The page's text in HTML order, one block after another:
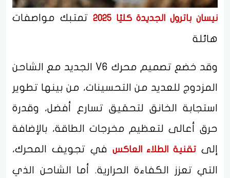
نيسان باترول الجديدة كليًا 2025
تمتبك مواصفات
هائلة
وقد خضع تصميم محرك V6 الجديد مع الشاحن
المزدوج للعديد من التحسينات، من بينها تطوير
استجابة الخانق لتحقيق تسارع أفضل، وقدرة
حرق أعالى لتعظيم مخرجات الطاقة، بالإضافة
إلى تقنية الطلاء العاكس في تجويف المحرك،
التي تعزز الكفاءة الحرارية. أما الشاحن الذي